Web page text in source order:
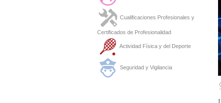
Cualificaciones Profesionales y
Certificados de Profesionalidad
Actividad Física y del Deporte
Seguridad y Vigilancia